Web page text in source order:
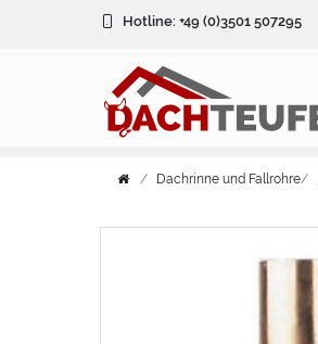
Hotline: +49 (0)3501 507295
Dachrinne und Fallrohre